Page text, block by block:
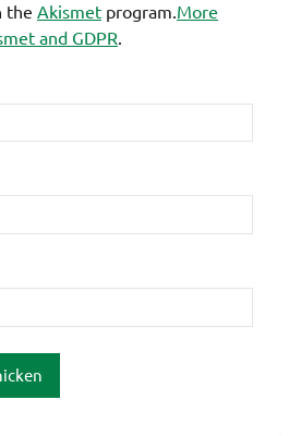
the Akismet program. More
and GDPR